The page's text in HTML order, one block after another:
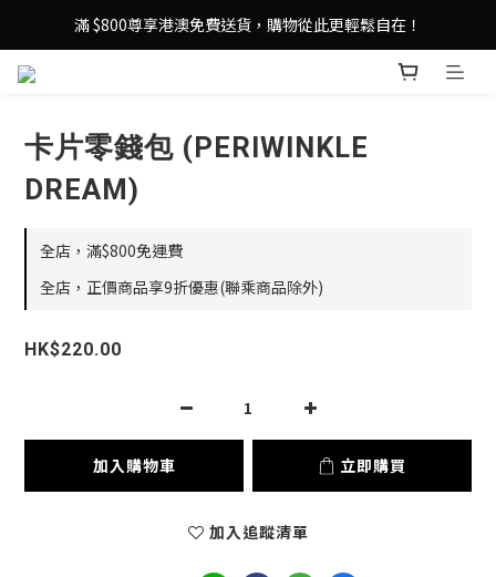
登記成為 LeSportsac網店會員，即享 HK$50 購物金禮遇！
滿 $800尊享港澳免費送貨，購物從此更輕鬆自在！
登記成為 LeSportsac網店會員，即享 HK$50 購物金禮遇！
卡片零錢包 (PERIWINKLE
DREAM)
全店，滿$800免運費
全店，正價商品享9折優惠(聯乘商品除外)
HK$220.00
加入購物車 立即購買
加入追蹤清單